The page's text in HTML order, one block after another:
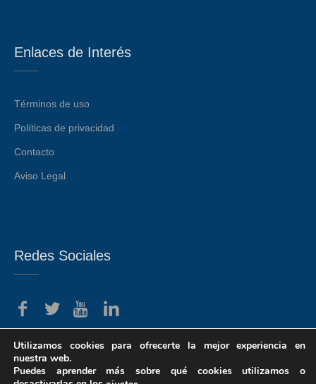
Enlaces de Interés
Términos de uso
Políticas de privacidad
Contacto
Aviso Legal
Redes Sociales
Utilizamos cookies para ofrecerte la mejor experiencia en
nuestra web.
Puedes aprender más sobre qué cookies utilizamos o